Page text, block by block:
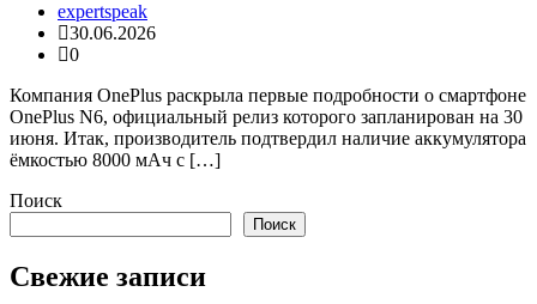
expertspeak
30.06.2026
0
Компания OnePlus раскрыла первые подробности о смартфоне
OnePlus N6, официальный релиз которого запланирован на 30
июня. Итак, производитель подтвердил наличие аккумулятора
ёмкостью 8000 мАч с […]
Поиск
Поиск
Свежие записи